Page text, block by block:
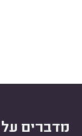
מדברים